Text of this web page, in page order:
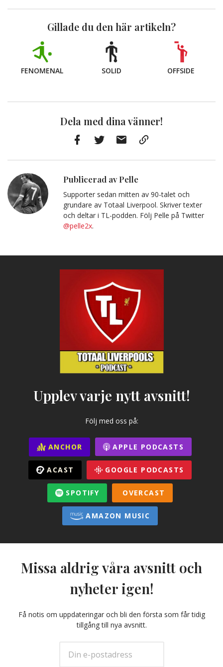
Gillade du den här artikeln?
FENOMENAL SOLID OFFSIDE
Dela med dina vänner!
Publicerad av Pelle
Supporter sedan mitten av 90-talet och
grundare av Totaal Liverpool. Skriver texter
och deltar i TL-podden. Följ Pelle på Twitter
@pelle2x.
Upplev varje nytt avsnitt!
Följ med oss på:
ANCHOR APPLE PODCASTS
ACAST GOOGLE PODCASTS
SPOTIFY OVERCAST
AMAZON MUSIC
Missa aldrig våra avsnitt och
nyheter igen!
Få notis om uppdateringar och bli den första som får tidig
tillgång till nya avsnitt.